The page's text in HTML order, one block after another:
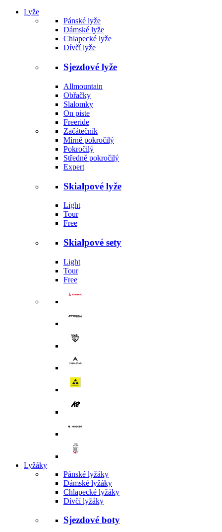
Lyže
Pánské lyže
Dámské lyže
Chlapecké lyže
Dívčí lyže
Sjezdové lyže
Allmountain
Obřačky
Slalomky
On piste
Freeride
Začátečník
Mírně pokročilý
Pokročilý
Středně pokročilý
Expert
Skialpové lyže
Light
Tour
Free
Skialpové sety
Light
Tour
Free
Lyžáky
Pánské lyžáky
Dámské lyžáky
Chlapecké lyžáky
Dívčí lyžáky
Sjezdové boty